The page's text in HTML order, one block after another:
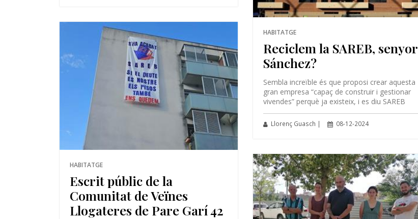
HABITATGE
Reciclem la SAREB, senyor
Sánchez?
Sembla increïble és que proposi crear aquesta
gran empresa “capaç de construir i gestionar
vivendes” perquè ja existeix, i es diu SAREB
Llorenç Guasch | 08-12-2024
HABITATGE
Escrit públic de la
Comunitat de Veïnes
Llogateres de Pare Garí 42